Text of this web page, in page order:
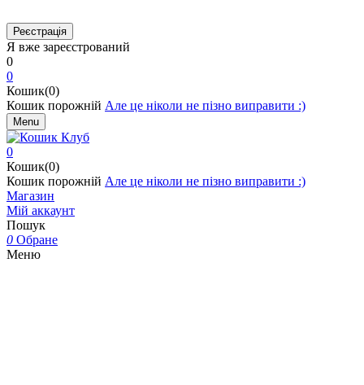
Я вже зареєстрований
0
0
Кошик(0)
Кошик порожній Але це ніколи не пізно виправити :)
Menu
0
Кошик(0)
Кошик порожній Але це ніколи не пізно виправити :)
Магазин
Мій аккаунт
Пошук
0 Обране
Меню